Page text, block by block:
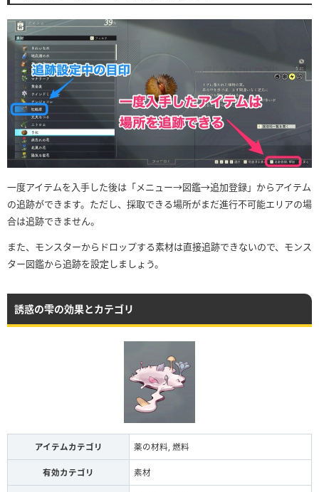
一度アイテムを入手した後は「メニュー→図鑑→追加登録」からアイテム
の追跡ができます。ただし、採取できる場所がまだ進行不可能エリアの場
合は追跡できません。
また、モンスターからドロップする素材は直接追跡できないので、モンス
ター図鑑から追跡を設定しましょう。
誘惑の雫の効果とカテゴリ
アイテムカテゴリ 薬の材料, 燃料
有効カテゴリ 素材